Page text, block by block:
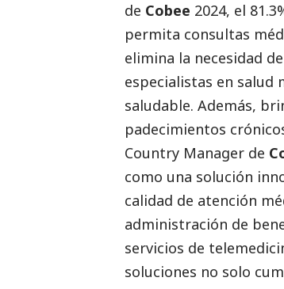
de Cobee 2024, el
permita consultas
elimina la necesidad
especialistas en
saludable. Además,
padecimientos
Country Manager de
como una solución
calidad de atención
administración de
servicios de
soluciones no solo